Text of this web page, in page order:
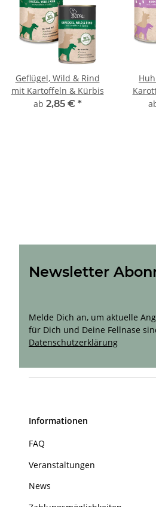
Geflügel, Wild & Rind
mit Kartoffeln & Kürbis
ab 2,85 € *
Newsletter
Melde Dich an, um aktuelle
für Dich und Deine Fellnase
Datenschutzerklärung
Informationen
FAQ
Veranstaltungen
News